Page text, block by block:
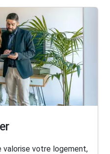
valorise votre logement,